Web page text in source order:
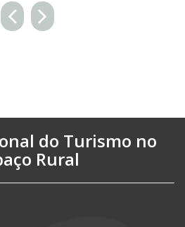
do Turismo no
Rural